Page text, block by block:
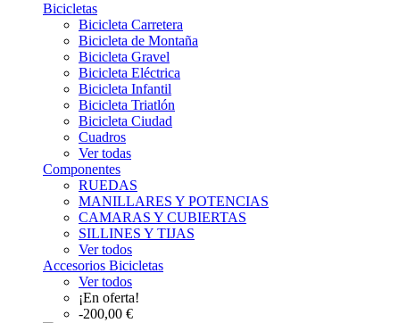
Bicicletas
Bicicleta Carretera
Bicicleta de Montaña
Bicicleta Gravel
Bicicleta Eléctrica
Bicicleta Infantil
Bicicleta Triatlón
Bicicleta Ciudad
Cuadros
Ver todas
Componentes
RUEDAS
MANILLARES Y POTENCIAS
CAMARAS Y CUBIERTAS
SILLINES Y TIJAS
Ver todos
Accesorios Bicicletas
Ver todos
¡En oferta!
-200,00 €